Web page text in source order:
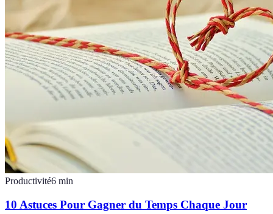
Productivité6 min
10 Astuces Pour Gagner du Temps Chaque Jour